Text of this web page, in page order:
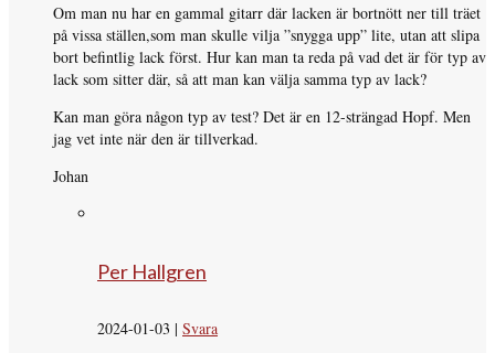
Om man nu har en gammal gitarr där lacken är bortnött ner till träet
på vissa ställen,som man skulle vilja ”snygga upp” lite, utan att slipa
bort befintlig lack först. Hur kan man ta reda på vad det är för typ av
lack som sitter där, så att man kan välja samma typ av lack?
Kan man göra någon typ av test? Det är en 12-strängad Hopf. Men
jag vet inte när den är tillverkad.
Johan
Per Hallgren
2024-01-03 | Svara